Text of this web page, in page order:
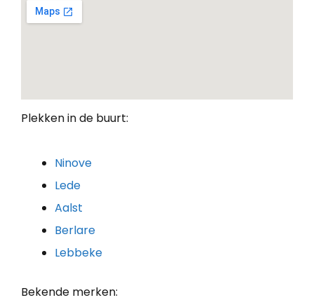
Plekken in de buurt:
Ninove
Lede
Aalst
Berlare
Lebbeke
Bekende merken: